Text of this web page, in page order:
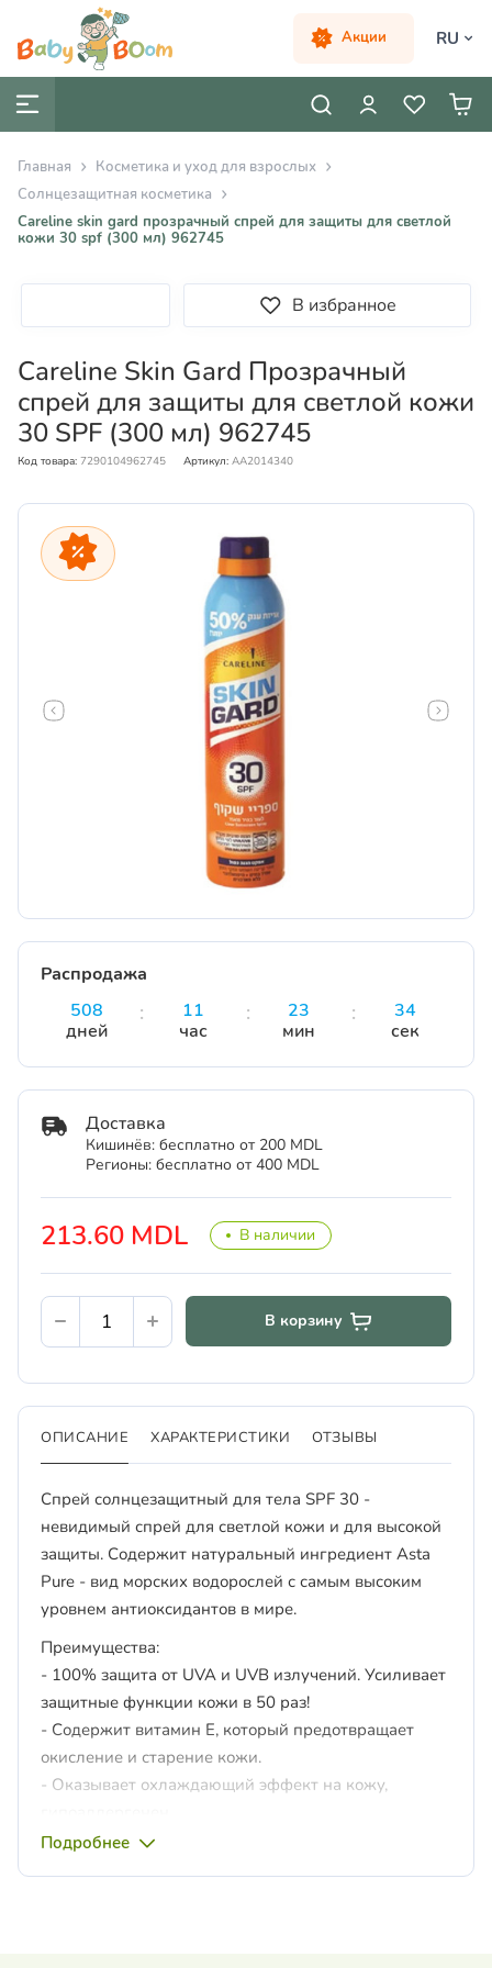
Акции RU
Главная
Косметика и уход для взрослых
Солнцезащитная косметика
Careline skin gard прозрачный спрей для защиты для светлой
кожи 30 spf (300 мл) 962745
В избранное
Careline Skin Gard Прозрачный
спрей для защиты для светлой кожи
30 SPF (300 мл) 962745
Код товара: 7290104962745 Артикул: AA2014340
Распродажа
508
дней
11
час
23
мин
34
сек
213.60 MDL В наличии
Доставка
Кишинёв: бесплатно от 200 MDL
Регионы: бесплатно от 400 MDL
В корзину
ОПИСАНИЕ ХАРАКТЕРИСТИКИ ОТЗЫВЫ
Спрей солнцезащитный для тела SPF 30 -
невидимый спрей для светлой кожи и для высокой
защиты. Содержит натуральный ингредиент Asta
Pure - вид морских водорослей с самым высоким
уровнем антиоксидантов в мире.
Преимущества:
- 100% защита от UVA и UVB излучений. Усиливает
защитные функции кожи в 50 раз!
- Содержит витамин Е, который предотвращает
окисление и старение кожи.
- Оказывает охлаждающий эффект на кожу,
- Защищает от ожогов и покраснений.
Подробнее